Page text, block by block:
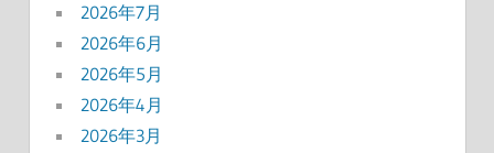
2026年7月
2026年6月
2026年5月
2026年4月
2026年3月